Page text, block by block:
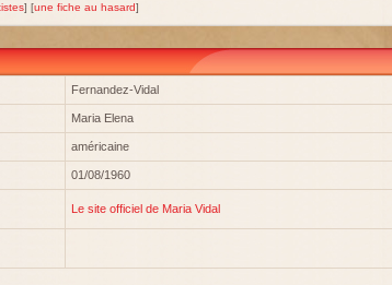
] [une fiche au hasard]
Fernandez-Vidal
Maria Elena
américaine
01/08/1960
Le site officiel de Maria Vidal